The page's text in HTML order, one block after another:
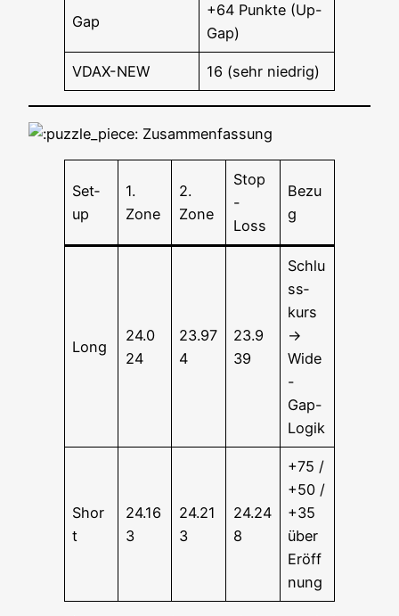
Gap
+64 Punk­te (Up-
Gap)
VDAX-NEW 16 (sehr niedrig)
Zusammenfassung
Set­
up
1.
Zone
2.
Zone
Stop
-
Loss
Bezu
g
Long
24.0
24
23.97
4
23.9
39
Schlu
ss­
kurs
→
Wide
-
Gap-
Logik
Shor
t
24.16
3
24.21
3
24.24
8
+75 /
+50 /
+35
über
Eröff
nung